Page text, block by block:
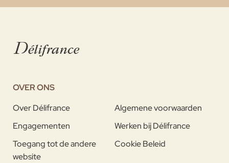
OVER ONS
Over Délifrance
Algemene voorwaarden
Engagementen
Werken bij Délifrance
Toegang tot de andere
website
Cookie Beleid